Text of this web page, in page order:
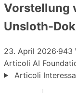
Vorstellung
Unsloth-
23. April 2026·943
Articoli AI
Articoli